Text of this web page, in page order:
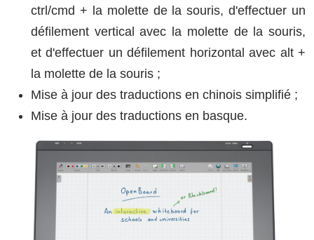
ctrl/cmd + la molette de la souris, d'effectuer un
défilement vertical avec la molette de la souris,
et d'effectuer un défilement horizontal avec alt +
la molette de la souris ;
Mise à jour des traductions en chinois simplifié ;
Mise à jour des traductions en basque.